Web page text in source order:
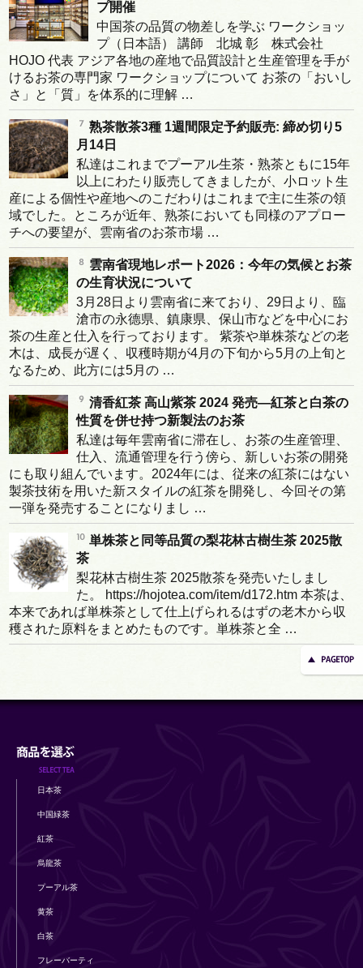
プ開催
中国茶の品質の物差しを学ぶ ワークショッ
プ（日本語） 講師 北城 彰 株式会社
HOJO 代表 アジア各地の産地で品質設計と生産管理を手が
けるお茶の専門家 ワークショップについて お茶の「おいし
さ」と「質」を体系的に理解 …
熟茶散茶3種 1週間限定予約販売: 締め切り5
月14日
私達はこれまでプーアル生茶・熟茶ともに15年
以上にわたり販売してきましたが、小ロット生
産による個性や産地へのこだわりはこれまで主に生茶の領
域でした。ところが近年、熟茶においても同様のアプロー
チへの要望が、雲南省のお茶市場 …
雲南省現地レポート2026：今年の気候とお茶
の生育状況について
3月28日より雲南省に来ており、29日より、臨
滄市の永德県、鎮康県、保山市などを中心にお
茶の生産と仕入を行っております。 紫茶や単株茶などの老
木は、成長が遅く、収穫時期が4月の下旬から5月の上旬と
なるため、此方には5月の …
清香紅茶 高山紫茶 2024 発売―紅茶と白茶の
性質を併せ持つ新製法のお茶
私達は毎年雲南省に滞在し、お茶の生産管理、
仕入、流通管理を行う傍ら、新しいお茶の開発
にも取り組んでいます。2024年には、従来の紅茶にはない
製茶技術を用いた新スタイルの紅茶を開発し、今回その第
一弾を発売することになりまし …
単株茶と同等品質の梨花林古樹生茶 2025散
茶
梨花林古樹生茶 2025散茶を発売いたしまし
た。 https://hojotea.com/item/d172.htm 本茶は、
本来であれば単株茶として仕上げられるはずの老木から収
穫された原料をまとめたものです。単株茶と全 …
日本茶
中国緑茶
紅茶
烏龍茶
プーアル茶
黄茶
白茶
フレーバーティ